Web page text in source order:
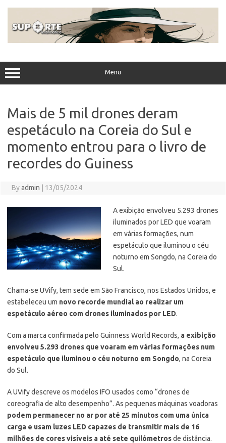
Menu
Mais de 5 mil drones deram
espetáculo na Coreia do Sul e
momento entrou para o livro de
recordes do Guiness
Byadmin 13/05/2024
A exibição envolveu 5.293 drones
iluminados por LED que voaram
em várias formações, num
espetáculo que iluminou o céu
noturno em Songdo, na Coreia do
Sul.
Chama-se UVify, tem sede em São Francisco, nos Estados Unidos, e
estabeleceu um novo recorde mundial ao realizar um
espetáculo aéreo com drones iluminados por LED.
Com a marca confirmada pelo Guinness World Records, a exibição
envolveu 5.293 drones que voaram em várias formações num
espetáculo que iluminou o céu noturno em Songdo, na Coreia
do Sul.
A UVify descreve os modelos IFO usados como “drones de
coreografia de alto desempenho”. As pequenas máquinas voadoras
podem permanecer no ar por até 25 minutos com uma única
carga e usam luzes LED capazes de transmitir mais de 16
milhões de cores visíveis a até sete quilómetrosde distância.